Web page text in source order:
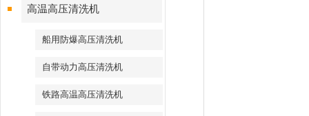
高温高压清洗机
船用防爆高压清洗机
自带动力高压清洗机
铁路高温高压清洗机